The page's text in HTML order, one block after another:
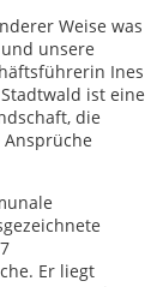
Weise was
unsere
Ines
ist eine
die
Er liegt